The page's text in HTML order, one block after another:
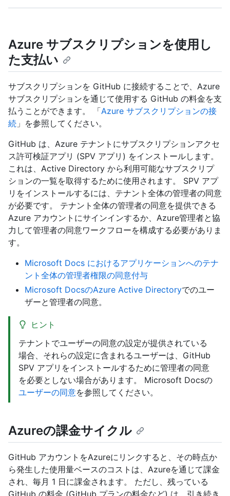
Azure サブスクリプションを使用し
た支払い
サブスクリプションを GitHub に接続することで、Azure
サブスクリプションを通じて使用する GitHub の料金を支
払うことができます。 「Azure サブスクリプションの接
続 」を参照してください。
GitHub は、Azure テナントにサブスクリプションアクセ
ス許可検証アプリ (SPV アプリ) をインストールします。
これは、Active Directory から利用可能なサブスクリプ
ションの一覧を取得するために使用されます。 SPV アプ
リをインストールするには、テナント全体の管理者の同意
が必要です。 テナント全体の管理者の同意を提供できる
Azure アカウントにサインインするか、Azure管理者と協
力して管理者の同意ワークフローを構成する必要がありま
す。
Microsoft Docs におけるアプリケーションへのテナ
ント全体の管理者権限の同意付与
Microsoft DocsのAzure Active Directoryでのユー
ザーと管理者の同意。
ヒント
テナントでユーザーの同意の設定が提供されている
場合、それらの設定に含まれるユーザーは、GitHub
SPV アプリをインストールするために管理者の同意
を必要としない場合があります。 Microsoft Docsの
ユーザーの同意を参照してください。
Azureの課金サイクル
GitHub アカウントをAzureにリンクすると、その時点か
ら発生した使用量ベースのコストは、Azureを通じて課金
され、毎月 1 日に課金されます。 ただし、残っている